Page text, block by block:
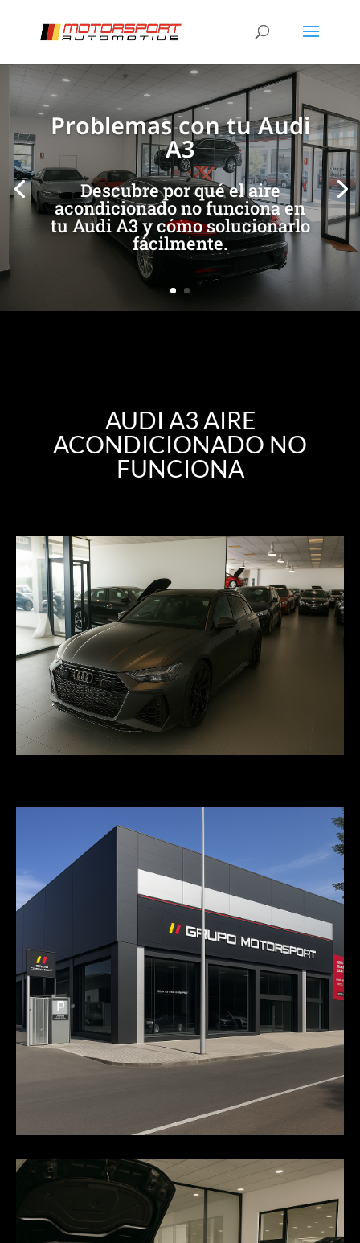
Problemas con tu Audi
A3
Descubre por qué el aire
acondicionado no funciona en
tu Audi A3 y cómo solucionarlo
fácilmente.
[/et_pb_slide] [/et_pb_slide]
AUDI A3 AIRE
ACONDICIONADO NO
FUNCIONA